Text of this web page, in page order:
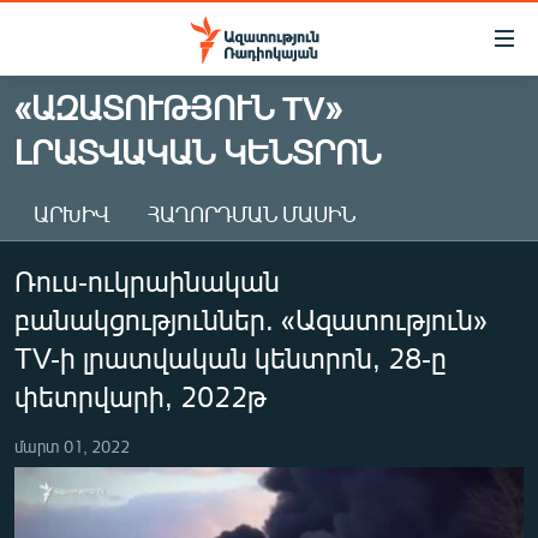
Մատչելիության
Անցնել
հիմնական
բովանդակությանը
հիմնական
ԱԶԱՏՈՒԹՅՈՒՆ TV
ՀԱՅԱՍՏԱՆ
ՔԱՂԱՔԱԿԱՆ
ԻՐԱՎՈՒՆՔ
ՀԱՍԱՐԱԿՈՒԹՅՈՒՆ
ՏՆՏԵՍՈՒԹՅՈՒՆ
ՊԱՏԵՐԱԶՄԻ 6 ՇԱԲԱԹՆԵՐԸ
ՏԱՐԱԾԱՇՐՋԱՆ
«ԱԶԱՏՈՒԹՅՈՒՆ TV»
ԼՐԱՏՎԱԿԱՆ ԿԵՆՏՐՈՆ
ԱՐԽԻՎ ՀԱՂՈՐԴՄԱՆ ՄԱՍԻՆ
Ռուս-ուկրաինական
բանակցություններ. «Ազատություն»
TV-ի լրատվական կենտրոն, 28-ը
փետրվարի, 2022թ
մարտ 01, 2022